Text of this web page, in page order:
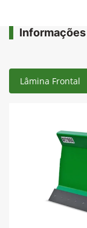
Lâmina Frontal